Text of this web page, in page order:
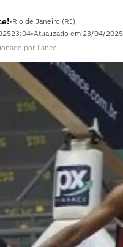
•Rio de Janeiro (RJ)
23:04•Atualizado em 23/04/2025
por Lance!